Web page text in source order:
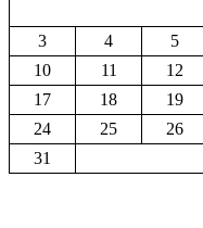
3
4 5
10
11 12
17
18 19
24
25 26
31